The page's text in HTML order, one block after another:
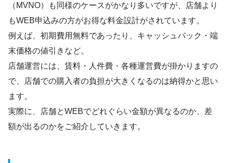
（MVNO）も同様のケースがかなり多いですが、店舗より
もWEB申込みの方がお得な料金設計がされています。
例えば、初期費用無料であったり、キャッシュバック・端
末価格の値引きなど。
店舗運営には、賃料・人件費・各種運営費が掛かりますの
で、店舗での購入者の負担が大きくなるのは納得かと思い
ます。
実際に、店舗とWEBでどれぐらい金額が異なるのか、差
額が出るのかをご紹介していきます。